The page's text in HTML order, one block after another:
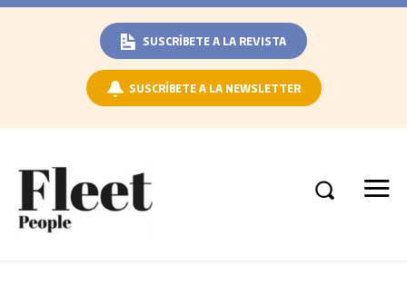
SUSCRÍBETE A LA REVISTA
SUSCRÍBETE A LA NEWSLETTER